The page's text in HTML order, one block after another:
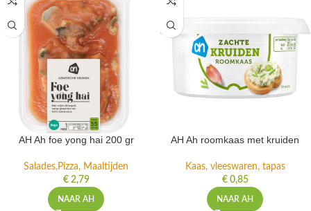
AH Ah foe yong hai 200 gr
Salades,Pizza, Maaltijden
€2,79
NAAR AH
AH Ah roomkaas met kruiden
Kaas, vleeswaren, tapas
€0,85
NAAR AH